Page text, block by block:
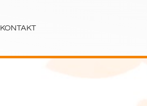
KONTAKT